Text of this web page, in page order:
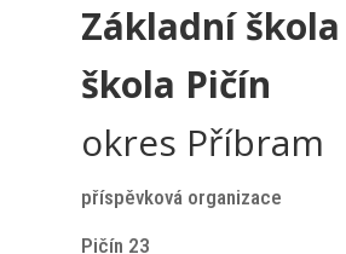
Základní
škola Pičín
okres Příbram
příspěvková organizace
Pičín 23